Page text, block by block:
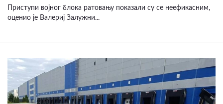
Приступи војног блока ратовању показали су се неефикасним,
оценио је Валериј Залужни...